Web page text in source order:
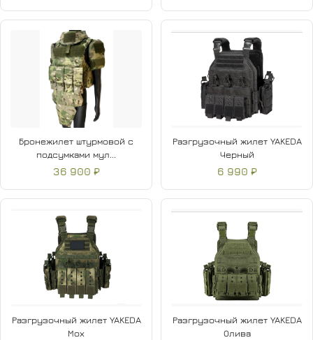
Бронежилет штурмовой с
подсумками мул...
36 900 ₽
Разгрузочный жилет YAKEDA
Черный
6 990 ₽
Разгрузочный жилет YAKEDA
Мох
Разгрузочный жилет YAKEDA
Олива